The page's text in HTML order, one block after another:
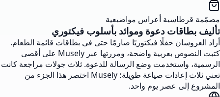
مصمّمة قرطاسية أعراس مواضيعية
تأليف بطاقات دعوة وموائد بأسلوب فيكتوري
أراد العروسان حفلًا فيكتوريًا صارمًا حتى في بطاقات قائمة الطعام.
كتبت النصوص بعربية واضحة، ومررتها عبر Musely على أقصى
الرسمية، واستخدمت وضع الرسالة للدعوة. ثلاث جولات مراجعة كانت
تعني ثلاث إعادات صياغة طويلة؛ Musely اختصر هذا الجزء من
المشروع إلى عصر يوم واحد.